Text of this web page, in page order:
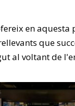
en aquesta
que
al voltant de